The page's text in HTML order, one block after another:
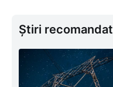
Știri